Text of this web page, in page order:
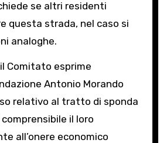
se altri residenti
questa strada, nel caso si
analoghe.
Comitato esprime
Antonio Morando
relativo al tratto di sponda
il loro
all’onere economico